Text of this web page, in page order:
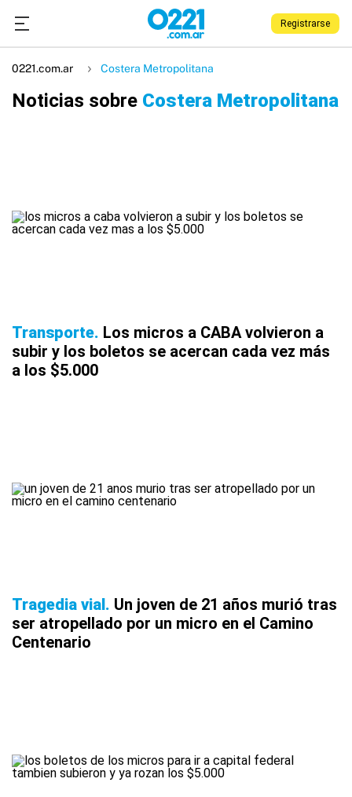
Registrarse
0221.com.ar Costera Metropolitana
Noticias sobre Costera Metropolitana
Transporte Los micros a CABA volvieron a
subir y los boletos se acercan cada vez más
a los $5.000
Tragedia vial Un joven de 21 años murió tras
ser atropellado por un micro en el Camino
Centenario